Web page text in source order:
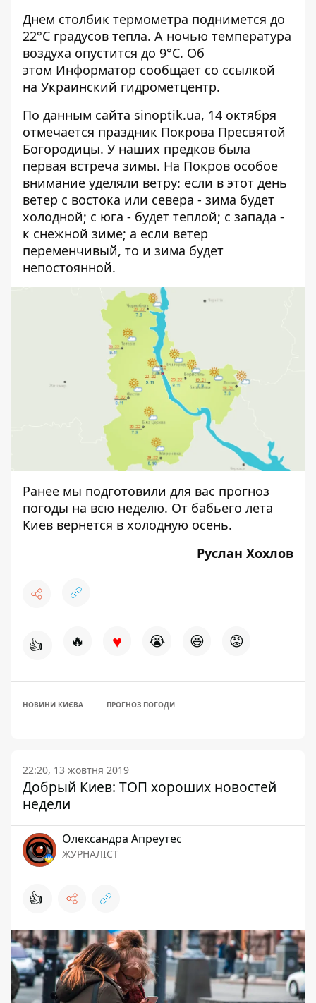
Днем столбик термометра поднимется до
22°C градусов тепла. А ночью температура
воздуха опустится до 9°C. Об
этом Информатор сообщает со ссылкой
на Украинский гидрометцентр.
По данным сайта sinoptik.ua, 14 октября
отмечается праздник Покрова Пресвятой
Богородицы. У наших предков была
первая встреча зимы. На Покров особое
внимание уделяли ветру: если в этот день
ветер с востока или севера - зима будет
холодной; с юга - будет теплой; с запада -
к снежной зиме; а если ветер
переменчивый, то и зима будет
непостоянной.
Ранее мы подготовили для вас прогноз
погоды на всю неделю. От бабьего лета
Киев вернется в холодную осень.
Руслан Хохлов
👍 🔥 ♥ 😭 😆 😡
НОВИНИ КИЄВА ПРОГНОЗ ПОГОДИ
22:20, 13 жовтня 2019
Добрый Киев: ТОП хороших новостей
недели
Олександра Апреутес
ЖУРНАЛІСТ
👍